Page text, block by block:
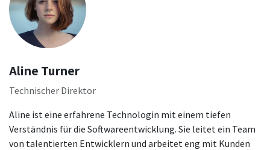
Aline Turner
Technischer Direktor
Aline ist eine erfahrene Technologin mit einem tiefen
Verständnis für die Softwareentwicklung. Sie leitet ein Team
von talentierten Entwicklern und arbeitet eng mit Kunden